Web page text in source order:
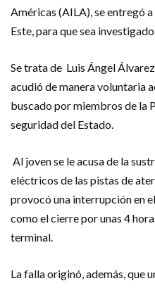
Américas (AILA), se entregó
Este, para que sea
Se trata de Luis Ángel
acudió de manera voluntaria
buscado por miembros de la
seguridad del Estado.
Al joven se le acusa de la
eléctricos de las pistas de
provocó una interrupción en
como el cierre por unas 4
terminal.
La falla originó, además, que